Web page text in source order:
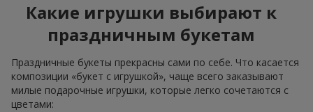
Какие игрушки выбирают к
праздничным букетам
Праздничные букеты прекрасны сами по себе. Что касается
композиции «букет с игрушкой», чаще всего заказывают
милые подарочные игрушки, которые легко сочетаются с
цветами: